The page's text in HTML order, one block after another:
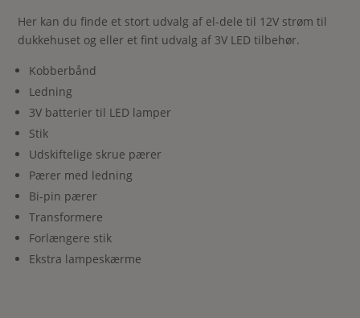
Her kan du finde et stort udvalg af el-dele til 12V strøm til
dukkehuset og eller et fint udvalg af 3V LED tilbehør.
Kobberbånd
Ledning
3V batterier til LED lamper
Stik
Udskiftelige skrue pærer
Pærer med ledning
Bi-pin pærer
Transformere
Forlængere stik
Ekstra lampeskærme